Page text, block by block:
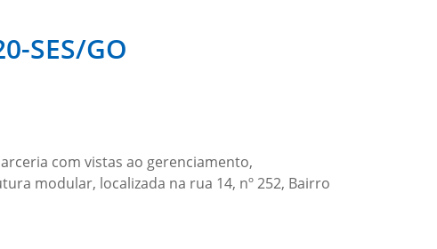
SES/GO
com vistas ao gerenciamento,
modular, localizada na rua 14, nº 252, Bairro